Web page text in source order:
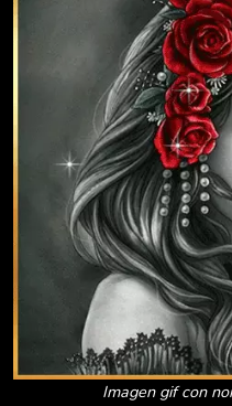
Imagen gif con